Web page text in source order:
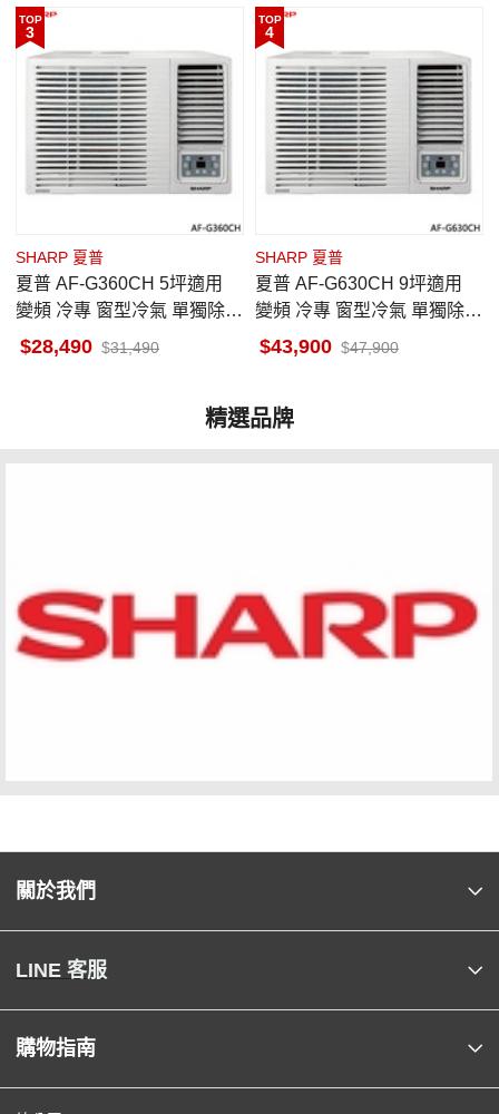
TOP
3
SHARP 夏普
夏普 AF-G360CH 5坪適用
變頻 冷專 窗型冷氣 單獨除濕
一級省電 基本安裝
28,490 31,490
TOP
4
SHARP 夏普
夏普 AF-G630CH 9坪適用
變頻 冷專 窗型冷氣 單獨除濕
一級省電 基本安裝
43,900 47,900
精選品牌
關於我們
LINE 客服
購物指南